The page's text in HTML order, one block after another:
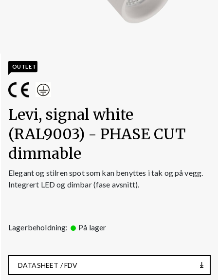
OUTLET
Levi, signal white
(RAL9003) - PHASE CUT
dimmable
Elegant og stilren spot som kan benyttes i tak og på vegg.
Integrert LED og dimbar (fase avsnitt).
Lagerbeholdning: På lager
DATASHEET / FDV